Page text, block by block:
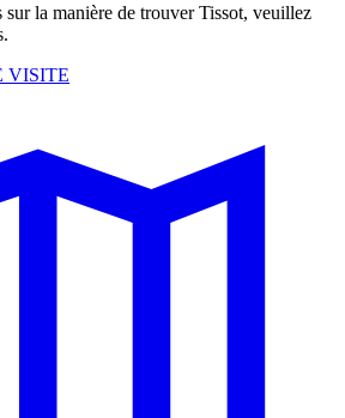
la manière de trouver Tissot, veuillez
VISITE